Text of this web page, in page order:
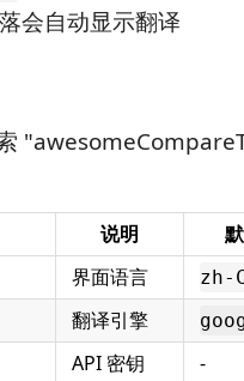
会自动显示翻译
说明
界面语言
zh-
翻译引擎
API 密钥 -